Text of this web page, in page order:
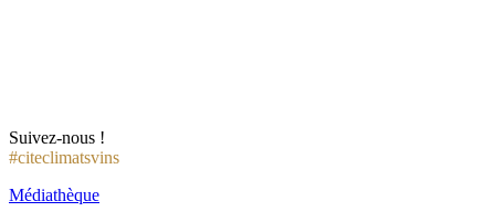
Suivez-nous !
#citeclimatsvins
Médiathèque